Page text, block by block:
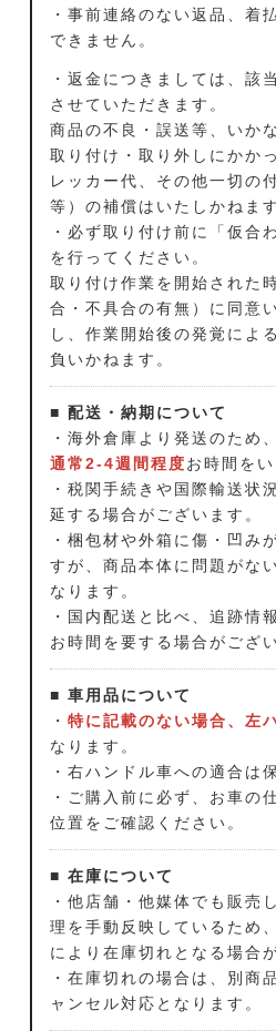
・事前連絡のない返品、着
できません。
・返金につきましては、該
させていただきます。
商品の不良・誤送等、いか
取り付け・取り外しにかか
レッカー代、その他一切の
等）の補償はいたしかねます
・必ず取り付け前に「仮合
を行ってください。
取り付け作業を開始された
合・不具合の有無）に同意
し、作業開始後の発覚によ
負いかねます。
■ 配送・納期について
・海外倉庫より発送のため、
通常2-4週間程度お時間を
・税関手続きや国際輸送状
延する場合がございます。
・梱包材や外箱に傷・凹み
すが、商品本体に問題がな
なります。
・国内配送と比べ、追跡情
お時間を要する場合がござ
■ 車用品について
・ 特に記載のない場合、左
なります。
・右ハンドル車への適合は
・ご購入前に必ず、お車の
位置をご確認ください。
■ 在庫について
・他店舗・他媒体でも販売
理を手動反映しているため
により在庫切れとなる場合
・在庫切れの場合は、別商
ャンセル対応となります。